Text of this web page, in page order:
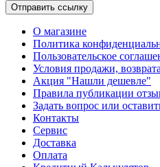
Отправить ссылку
О магазине
Политика
Пользовательское
Условия продажи,
Акция "Нашли дешевле"
Правила публикации
Задать вопрос или
Контакты
Сервис
Доставка
Оплата